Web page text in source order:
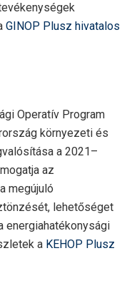
GINOP Plusz hivatalos
Operatív Program
környezeti és
a 2021–
az
megújuló
lehetőséget
energiahatékonysági
a KEHOP Plusz